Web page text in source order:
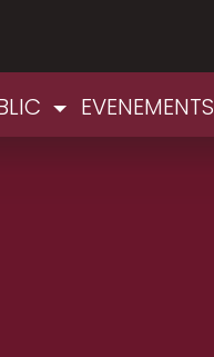
EVENEMENTS